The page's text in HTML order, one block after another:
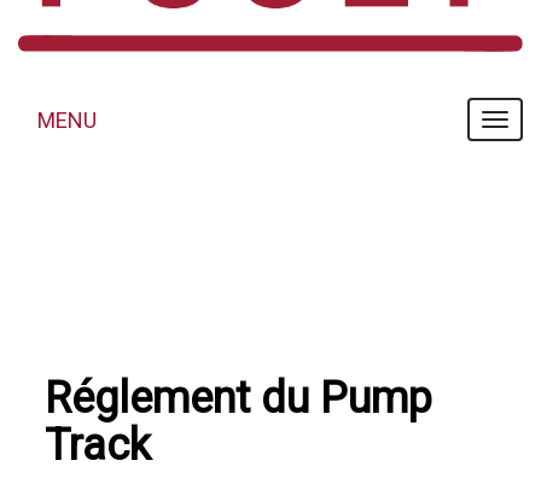
MENU
MENU
Réglement du Pump
Track